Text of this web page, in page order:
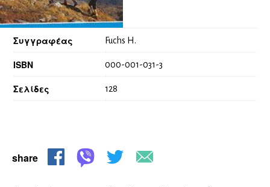
Συγγραφέας Fuchs H.
ISBN 000-001-031-3
Σελίδες 128
share